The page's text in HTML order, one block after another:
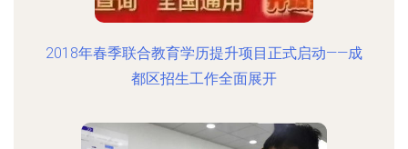
2018年春季联合教育学历提升项目正式启动——成
都区招生工作全面展开